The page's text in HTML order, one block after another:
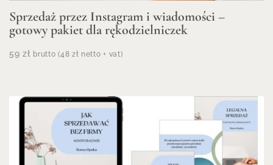
Sprzedaż przez Instagram i wiadomości –
gotowy pakiet dla rękodzielniczek
59zł brutto (48 zł netto + vat)